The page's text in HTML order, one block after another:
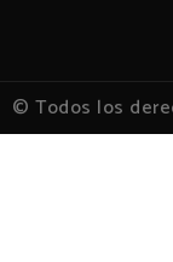
© Todos los